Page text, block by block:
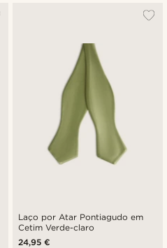
Laço por Atar Pontiagudo em
Cetim Verde-claro
24,95 €